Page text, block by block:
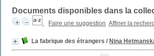
Documents disponibles dans la
Faire une suggestion Affiner la
La fabrique des étrangers / Nina